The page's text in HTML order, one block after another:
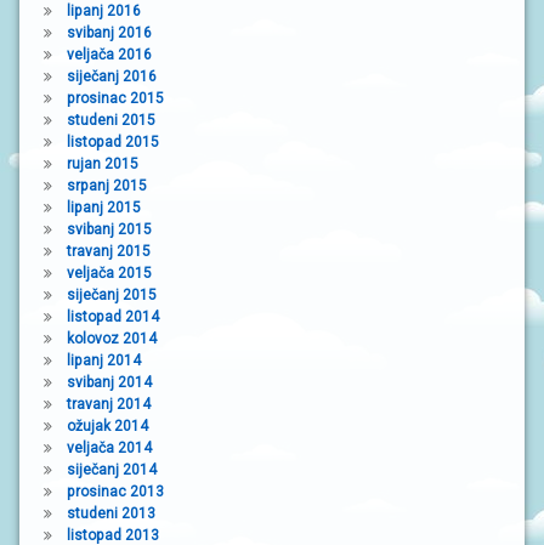
lipanj 2016
svibanj 2016
veljača 2016
siječanj 2016
prosinac 2015
studeni 2015
listopad 2015
rujan 2015
srpanj 2015
lipanj 2015
svibanj 2015
travanj 2015
veljača 2015
siječanj 2015
listopad 2014
kolovoz 2014
lipanj 2014
svibanj 2014
travanj 2014
ožujak 2014
veljača 2014
siječanj 2014
prosinac 2013
studeni 2013
listopad 2013